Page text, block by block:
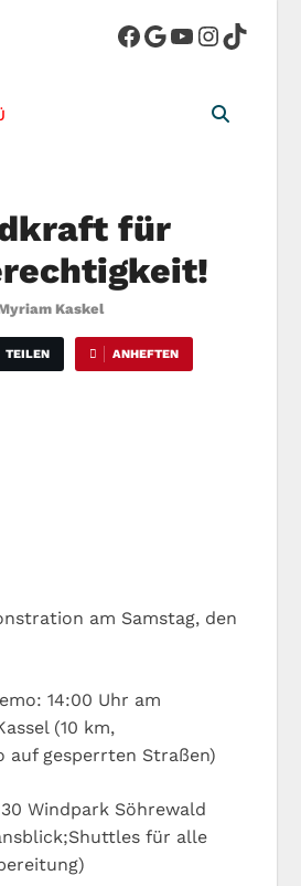
Stadt
für
Kaskel
TEILEN ANHEFTEN
am Samstag, den
14:00 Uhr am
(10 km,
auf gesperrten Straßen)
Windpark Söhrewald
für alle